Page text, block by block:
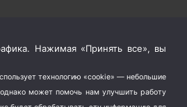
Нажимая «Принять все», вы
технологию «cookie» — небольшие
может помочь нам улучшить работу